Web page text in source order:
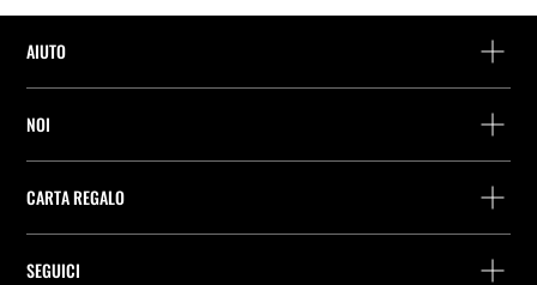
AIUTO
Rintraccia il tuo ordine
Ricerca dei punti di consegna
NOI
Società
Company Profile
CARTA REGALO
Acquisto Carta Regalo
SEGUICI